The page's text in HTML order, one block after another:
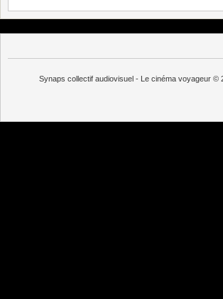
Synaps collectif audiovisuel - Le cinéma voyageur